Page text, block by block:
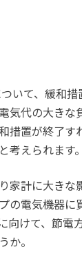
いて、緩和措
気代の大きな
措置が終了す
考えられます。
家計に大きな
の電気機器に
向けて、節電
か。